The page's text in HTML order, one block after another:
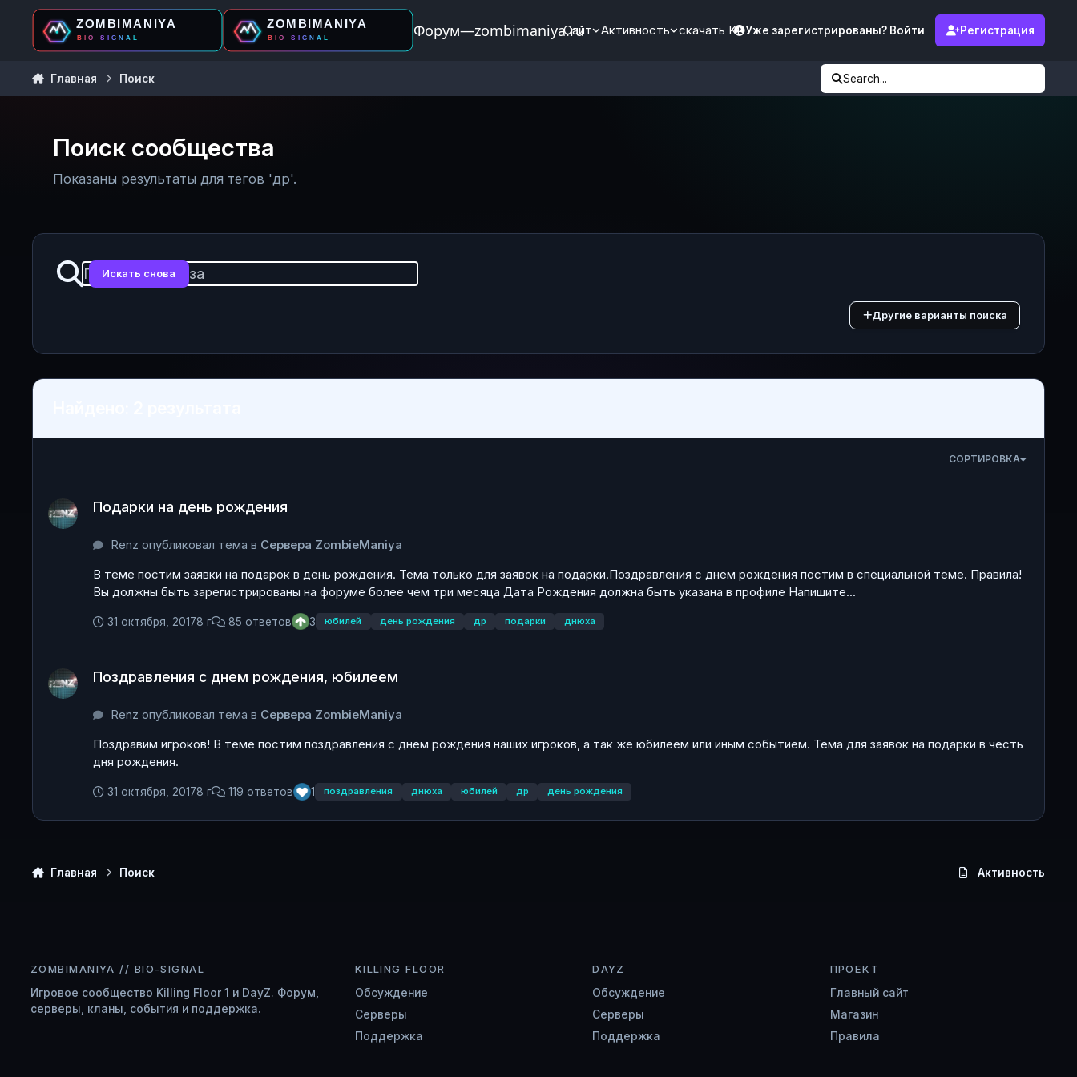
Перейти к содержанию
Форум—zombimaniya.ru
Сайт Активность скачать KFУже зарегистрированы? Войти Регистрация
Главная Поиск Search...
Поиск сообщества
Показаны результаты для тегов 'др'.
Искать снова
Другие варианты поиска
СОРТИРОВКА
Подарки на день рождения
Renz опубликовал тема в Сервера ZombieManiya
В теме постим заявки на подарок в день рождения. Тема только для заявок на подарки.Поздравления с днем рождения постим в специальной теме. Правила!
Вы должны быть зарегистрированы на форуме более чем три месяца Дата Рождения должна быть указана в профиле Напишите...
31 октября, 20178 г 85 ответов 3 юбилей день рождения др подарки днюха
Поздравления с днем рождения, юбилеем
Renz опубликовал тема в Сервера ZombieManiya
Поздравим игроков! В теме постим поздравления с днем рождения наших игроков, а так же юбилеем или иным событием. Тема для заявок на подарки в честь
дня рождения.
31 октября, 20178 г 119 ответов 1 поздравления днюха юбилей др день рождения
Главная Поиск Активность
ZOMBIMANIYA // BIO-SIGNAL
Игровое сообщество Killing Floor 1 и DayZ. Форум,
серверы, кланы, события и поддержка.
KILLING FLOOR
Обсуждение
Серверы
Поддержка
DAYZ
Обсуждение
Серверы
Поддержка
ПРОЕКТ
Главный сайт
Магазин
Правила